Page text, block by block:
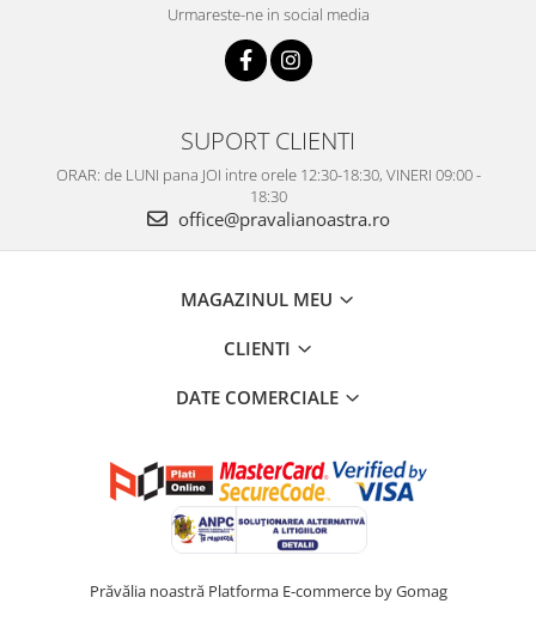
Urmareste-ne in social media
SUPORT CLIENTI
ORAR: de LUNI pana JOI intre orele 12:30-18:30, VINERI 09:00 -
18:30
office@pravalianoastra.ro
MAGAZINUL MEU
CLIENTI
DATE COMERCIALE
Prăvălia noastră Platforma E-commerce by Gomag